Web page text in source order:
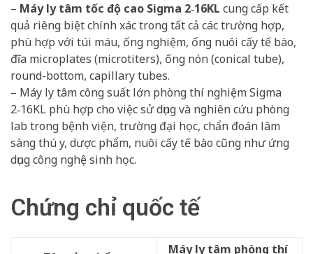
– Máy ly tâm tốc độ cao Sigma 2‑16KL cung cấp kết
quả riêng biệt chính xác trong tất cả các trường hợp,
phù hợp với túi máu, ống nghiệm, ống nuôi cấy tế bào,
đĩa microplates (microtiters), ống nón (conical tube),
round-bottom, capillary tubes.
– Máy ly tâm công suất lớn phòng thí nghiệm Sigma
2‑16KL phù hợp cho việc sử dụng và nghiên cứu phòng
lab trong bệnh viện, trường đại học, chẩn đoán lâm
sàng thú y, dược phẩm, nuôi cấy tế bào cũng như ứng
dụng công nghệ sinh học.
Chứng chỉ quốc tế
Máy ly tâm phòng thí